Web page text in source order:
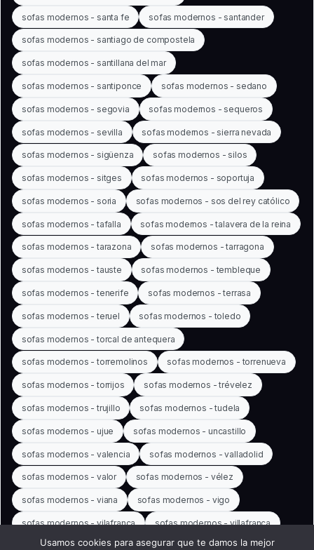
sofas modernos - santa fe sofas modernos - santander
sofas modernos - santiago de compostela
sofas modernos - santillana del mar
sofas modernos - santiponce sofas modernos - sedano
sofas modernos - segovia sofas modernos - sequeros
sofas modernos - sevilla sofas modernos - sierra nevada
sofas modernos - sigüenza sofas modernos - silos
sofas modernos - sitges sofas modernos - soportuja
sofas modernos - soria sofas modernos - sos del rey católico
sofas modernos - tafalla sofas modernos - talavera de la reina
sofas modernos - tarazona sofas modernos - tarragona
sofas modernos - tauste sofas modernos - tembleque
sofas modernos - tenerife sofas modernos - terrasa
sofas modernos - teruel sofas modernos - toledo
sofas modernos - torcal de antequera
sofas modernos - torremolinos sofas modernos - torrenueva
sofas modernos - torrijos sofas modernos - trévelez
sofas modernos - trujillo sofas modernos - tudela
sofas modernos - ujue sofas modernos - uncastillo
sofas modernos - valencia sofas modernos - valladolid
sofas modernos - valor sofas modernos - vélez
sofas modernos - viana sofas modernos - vigo
sofas modernos - vilafranca sofas modernos - villafranca
sofas modernos - vitoria-gasteiz sofas modernos - yesa
Usamos cookies para asegurar que te damos la mejor